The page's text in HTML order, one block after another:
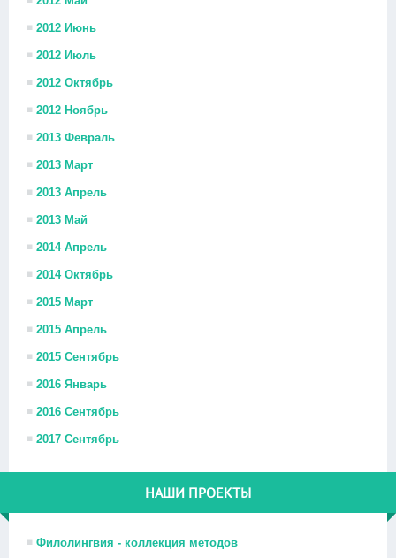
2012 Июнь
2012 Июль
2012 Октябрь
2012 Ноябрь
2013 Февраль
2013 Март
2013 Апрель
2013 Май
2014 Апрель
2014 Октябрь
2015 Март
2015 Апрель
2015 Сентябрь
2016 Январь
2016 Сентябрь
2017 Сентябрь
НАШИ ПРОЕКТЫ
Филолингвия - коллекция методов